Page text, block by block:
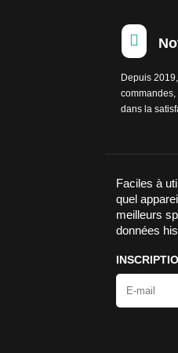

Depuis
dans la
Faciles à
quel
meilleurs
données